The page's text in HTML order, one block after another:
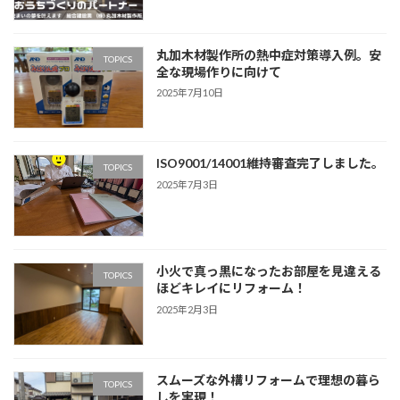
TOPICS
丸加木材製作所の熱中症対策導入例。安
全な現場作りに向けて
2025年7月10日
TOPICS ISO9001/14001維持審査完了しました。
2025年7月3日
TOPICS
小火で真っ黒になったお部屋を見違える
ほどキレイにリフォーム！
2025年2月3日
TOPICS
スムーズな外構リフォームで理想の暮ら
しを実現！